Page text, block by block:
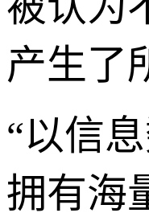
产生了
“以信
拥有海